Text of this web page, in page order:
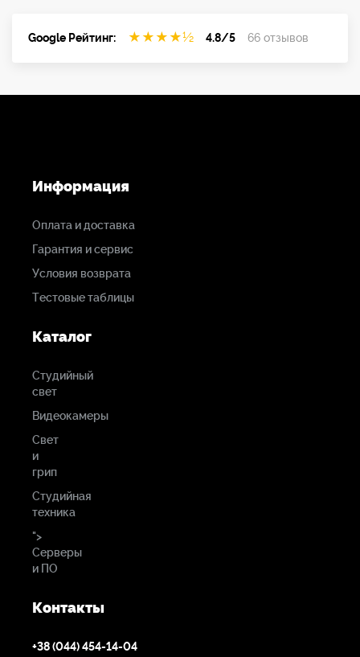
Google Рейтинг: ★ ★ ★ ★½ 4.8/5 66 отзывов
Информация
Оплата и доставка
Гарантия и сервис
Условия возврата
Тестовые таблицы
Каталог
Студийный
свет
Видеокамеры
Свет
и
грип
Студийная
техника
">
Серверы
и ПО
Контакты
+38 (044) 454-14-04